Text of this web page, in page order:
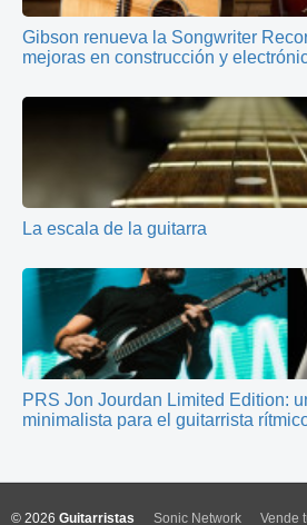
Gibson renueva la Songwriter
mejoras en construcción y
La escala de la guitarra
PRS Jon Jourdan Limited Edition:
minimalista para el guitarrista
© 2026 Guitarristas Sonic Network Vende